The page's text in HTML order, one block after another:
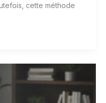
cette méthode